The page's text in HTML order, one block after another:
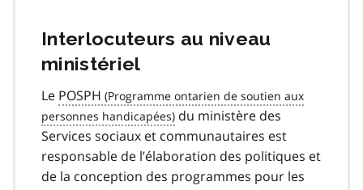
Interlocuteurs au niveau
ministériel
Le POSPH
du ministère des
Services sociaux et communautaires est
responsable de l’élaboration des politiques et
de la conception des programmes pour les